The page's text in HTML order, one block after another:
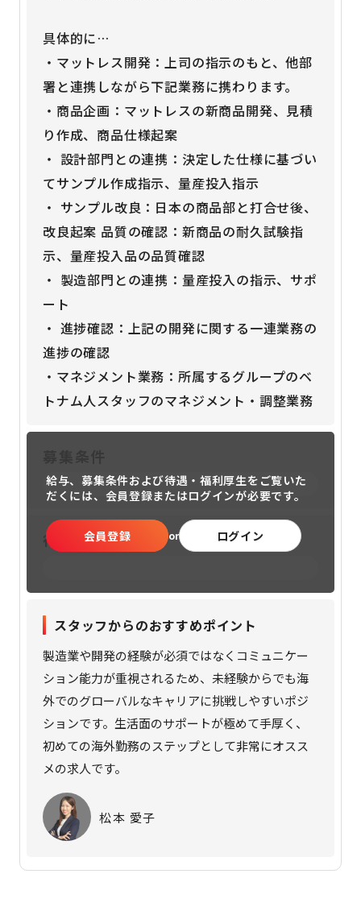
具体的に…
・マットレス開発：上司の指示のもと、他部
署と連携しながら下記業務に携わります。
・商品企画：マットレスの新商品開発、見積
り作成、商品仕様起案
・ 設計部門との連携：決定した仕様に基づい
てサンプル作成指示、量産投入指示
・ サンプル改良：日本の商品部と打合せ後、
改良起案 品質の確認：新商品の耐久試験指
示、量産投入品の品質確認
・ 製造部門との連携：量産投入の指示、サポ
ート
・ 進捗確認：上記の開発に関する一連業務の
進捗の確認
・マネジメント業務：所属するグループのベ
トナム人スタッフのマネジメント・調整業務
給与、募集条件および待遇・福利厚生をご覧いた
だくには、 会員登録またはログインが必要です。
会員登録 or ログイン
待遇・福利厚生
松本 愛子
スタッフからのおすすめポイント
製造業や開発の経験が必須ではなくコミュニケー
ション能力が重視されるため、未経験からでも海
外でのグローバルなキャリアに挑戦しやすいポジ
ションです。生活面のサポートが極めて手厚く、
初めての海外勤務のステップとして非常にオスス
メの求人です。